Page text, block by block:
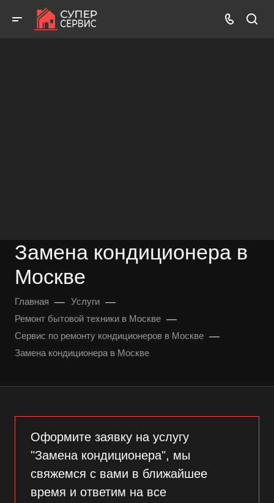
Замена кондиционера в
Москве
Главная — Услуги —
Ремонт бытовой техники в Москве —
Сервис по ремонту кондиционеров в Москве —
Замена кондиционера в Москве
Оформите заявку на услугу
"Замена кондиционера", мы
свяжемся с вами в ближайшее
время и ответим на все